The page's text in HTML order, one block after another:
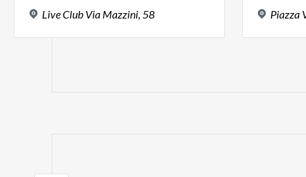
LiveClub Via Mazzini,58 Piazza